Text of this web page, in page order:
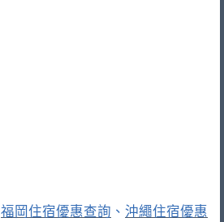
福岡住宿優惠查詢 、 沖繩住宿優惠